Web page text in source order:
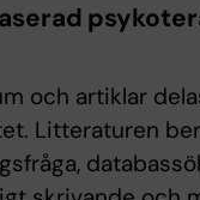
och artiklar
Litteraturen